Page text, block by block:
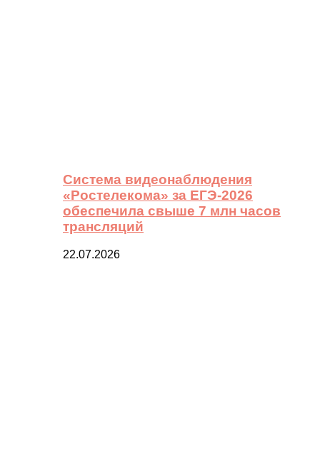
Система видеонаблюдения
«Ростелекома» за ЕГЭ-2026
обеспечила свыше 7 млн часов
трансляций
22.07.2026